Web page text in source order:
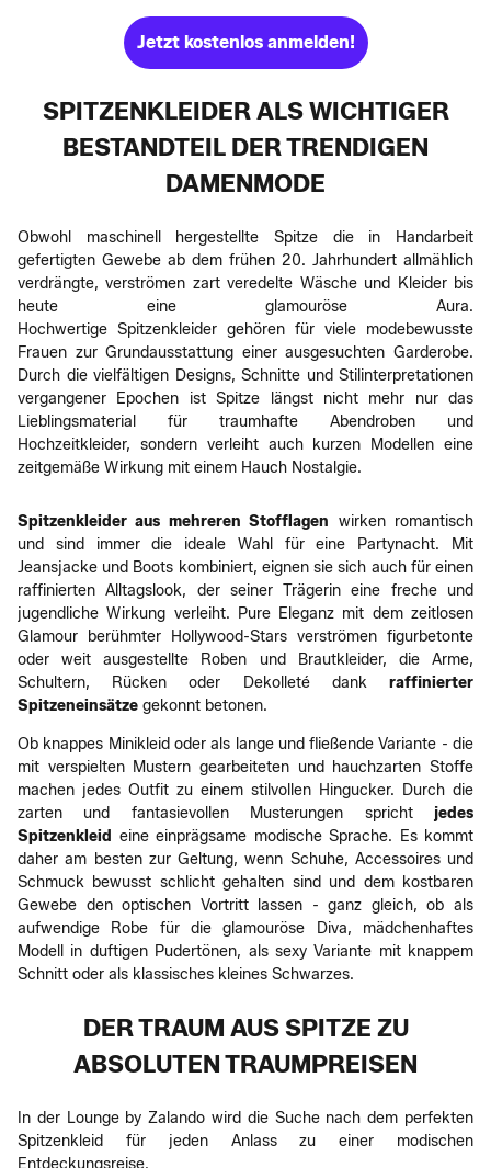
Jetzt kostenlos anmelden!
SPITZENKLEIDER ALS WICHTIGER
BESTANDTEIL DER TRENDIGEN
DAMENMODE
Obwohl maschinell hergestellte Spitze die in Handarbeit
gefertigten Gewebe ab dem frühen 20. Jahrhundert allmählich
verdrängte, verströmen zart veredelte Wäsche und Kleider bis
heute eine glamouröse Aura.
Hochwertige Spitzenkleider gehören für viele modebewusste
Frauen zur Grundausstattung einer ausgesuchten Garderobe.
Durch die vielfältigen Designs, Schnitte und Stilinterpretationen
vergangener Epochen ist Spitze längst nicht mehr nur das
Lieblingsmaterial für traumhafte Abendroben und
Hochzeitkleider, sondern verleiht auch kurzen Modellen eine
zeitgemäße Wirkung mit einem Hauch Nostalgie.
Spitzenkleider aus mehreren Stofflagen wirken romantisch
und sind immer die ideale Wahl für eine Partynacht. Mit
Jeansjacke und Boots kombiniert, eignen sie sich auch für einen
raffinierten Alltagslook, der seiner Trägerin eine freche und
jugendliche Wirkung verleiht. Pure Eleganz mit dem zeitlosen
Glamour berühmter Hollywood-Stars verströmen figurbetonte
oder weit ausgestellte Roben und Brautkleider, die Arme,
Schultern, Rücken oder Dekolleté dank raffinierter
Spitzeneinsätze gekonnt betonen.
Ob knappes Minikleid oder als lange und fließende Variante - die
mit verspielten Mustern gearbeiteten und hauchzarten Stoffe
machen jedes Outfit zu einem stilvollen Hingucker. Durch die
zarten und fantasievollen Musterungen spricht jedes
Spitzenkleid eine einprägsame modische Sprache. Es kommt
daher am besten zur Geltung, wenn Schuhe, Accessoires und
Schmuck bewusst schlicht gehalten sind und dem kostbaren
Gewebe den optischen Vortritt lassen - ganz gleich, ob als
aufwendige Robe für die glamouröse Diva, mädchenhaftes
Modell in duftigen Pudertönen, als sexy Variante mit knappem
Schnitt oder als klassisches kleines Schwarzes.
DER TRAUM AUS SPITZE ZU
ABSOLUTEN TRAUMPREISEN
In der Lounge by Zalando wird die Suche nach dem perfekten
Spitzenkleid für jeden Anlass zu einer modischen
Entdeckungsreise.